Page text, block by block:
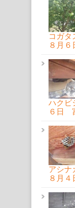
コガ
８月
ハクビ
６日
アシ
８月